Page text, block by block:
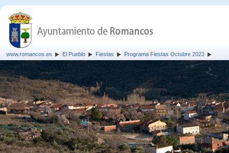
www.romancos.es El Pueblo Fiestas Programa Fiestas Octubre 2023